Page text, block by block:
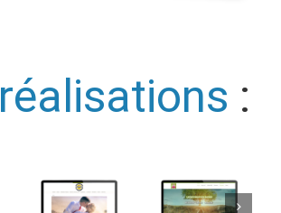
réalisations :